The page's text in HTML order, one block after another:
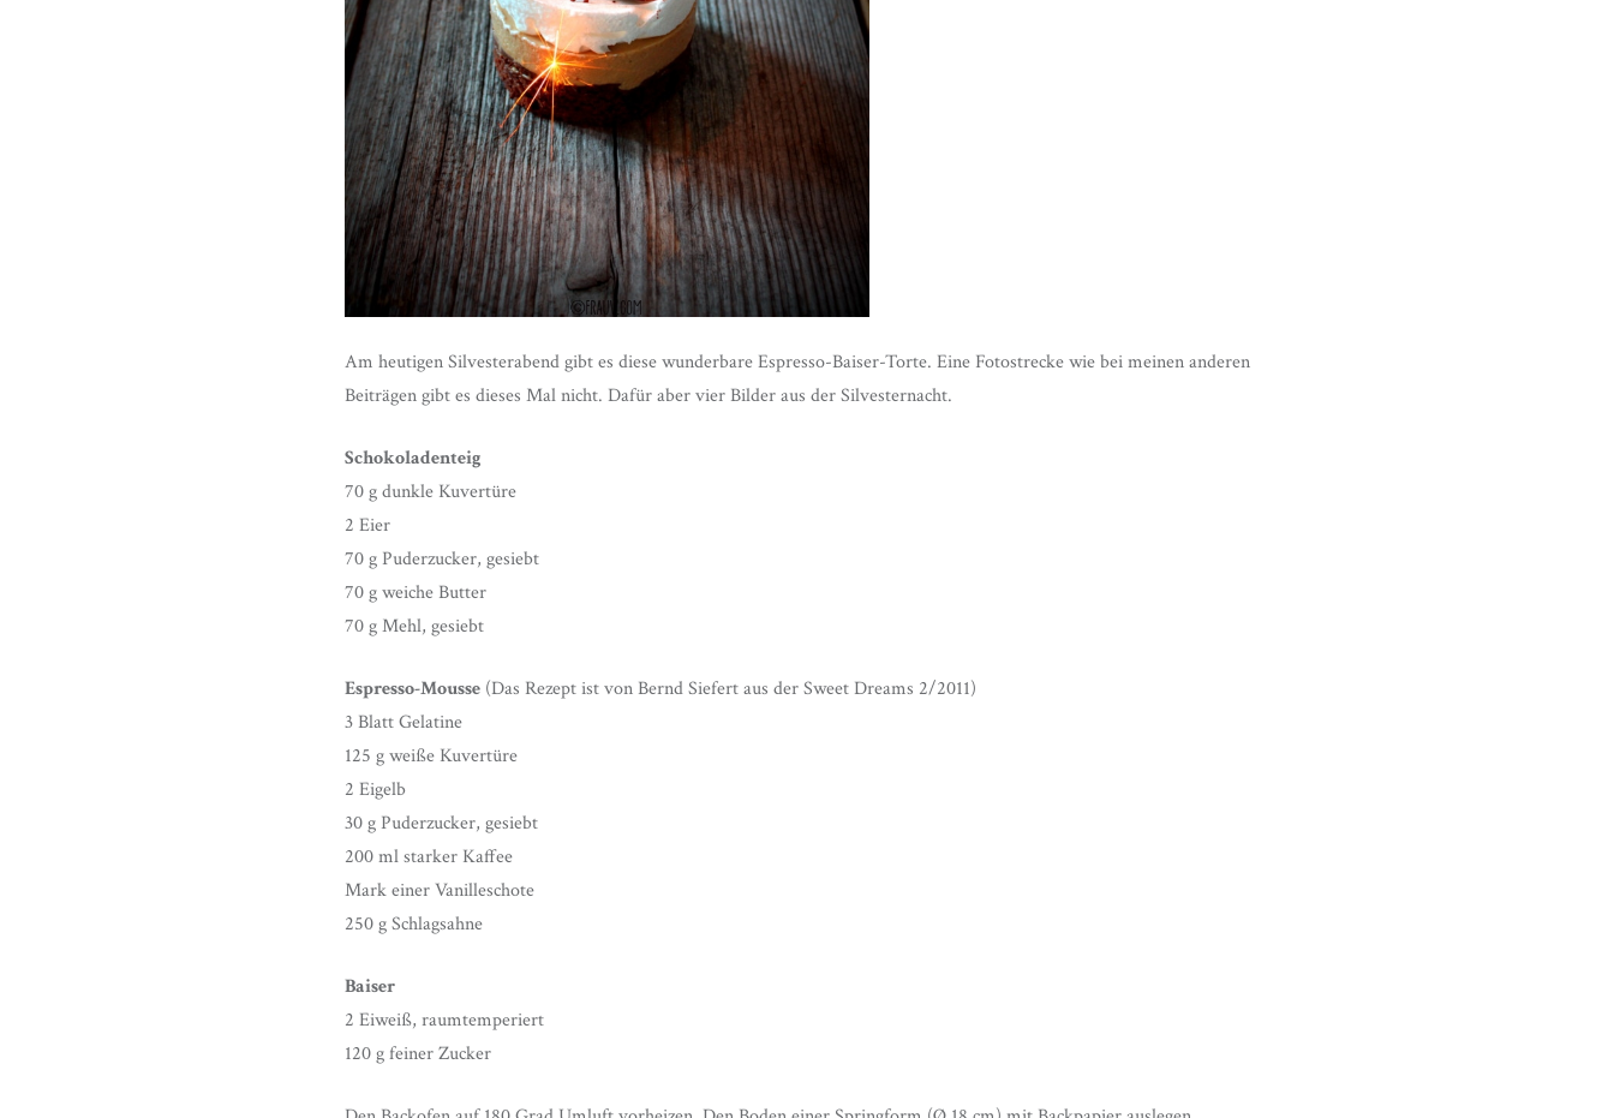
Am heutigen Silvesterabend gibt es diese wunderbare Espresso-Baiser-Torte. Eine Fotostrecke wie bei meinen anderen
Beiträgen gibt es dieses Mal nicht. Dafür aber vier Bilder aus der Silvesternacht.
Schokoladenteig
70 g dunkle Kuvertüre
2 Eier
70 g Puderzucker, gesiebt
70 g weiche Butter
70 g Mehl, gesiebt
Espresso-Mousse (Das Rezept ist von Bernd Siefert aus der Sweet Dreams 2/2011)
3 Blatt Gelatine
125 g weiße Kuvertüre
2 Eigelb
30 g Puderzucker, gesiebt
200 ml starker Kaffee
Mark einer Vanilleschote
250 g Schlagsahne
Baiser
2 Eiweiß, raumtemperiert
120 g feiner Zucker